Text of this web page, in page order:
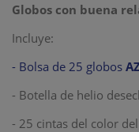
Globos con buena
Incluye:
- Bolsa de 25 globos
- Botella de helio
- 25 cintas del color